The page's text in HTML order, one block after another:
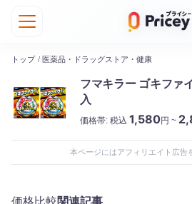
トップ / 医薬品・ドラッグストア・健康
フマキラー ゴキファ
入
価格帯: 税込 1,580円 ~
本ページにはアフィリエイト広告
価格比較関連記事